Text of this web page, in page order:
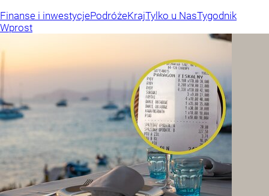
Finanse i inwestycjePodróżeKrajTylko u NasTygodnik
Wprost